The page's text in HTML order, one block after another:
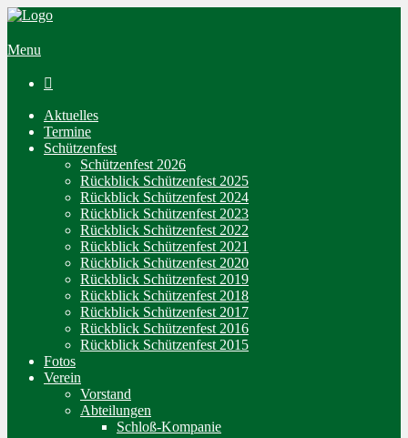
Menu

Aktuelles
Termine
Schützenfest
Schützenfest 2026
Rückblick Schützenfest 2025
Rückblick Schützenfest 2024
Rückblick Schützenfest 2023
Rückblick Schützenfest 2022
Rückblick Schützenfest 2021
Rückblick Schützenfest 2020
Rückblick Schützenfest 2019
Rückblick Schützenfest 2018
Rückblick Schützenfest 2017
Rückblick Schützenfest 2016
Rückblick Schützenfest 2015
Fotos
Verein
Vorstand
Abteilungen
Schloß-Kompanie